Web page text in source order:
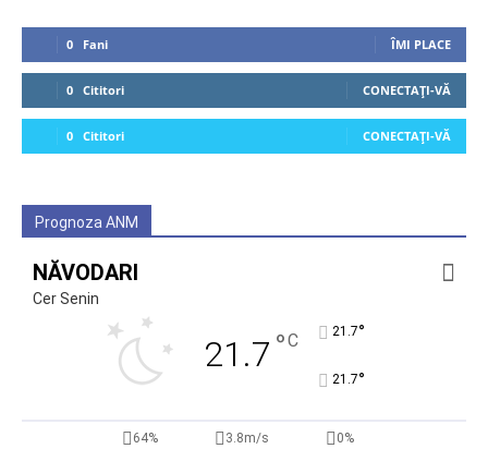
0 Fani ÎMI PLACE
0 Cititori CONECTAȚI-VĂ
0 Cititori CONECTAȚI-VĂ
Prognoza ANM
NĂVODARI
Cer Senin
21.7 °C 21.7°
21.7°
64% 3.8m/s 0%